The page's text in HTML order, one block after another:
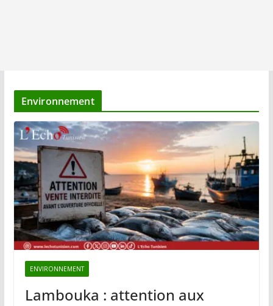
Environnement
ENVIRONNEMENT
Lambouka : attention aux